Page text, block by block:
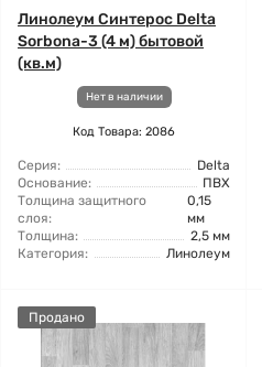
Линолеум Синтерос Delta
Sorbona-3 (4 м) бытовой
(кв.м)
Нет в наличии
Код Товара: 2086
Серия:
Delta
Основание:
ПВХ
Толщина защитного
слоя:
0,15
мм
Толщина:
2,5 мм
Категория:
Линолеум
Продано